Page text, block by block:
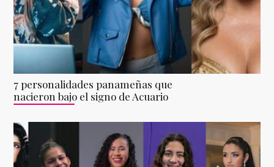
7 personalidades panameñas que
nacieron bajo el signo de Acuario